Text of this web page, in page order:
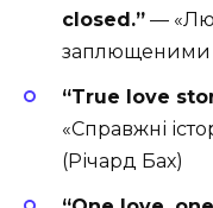
closed.” —
заплющеними
“True love
«Справжні
(Річард Бах)